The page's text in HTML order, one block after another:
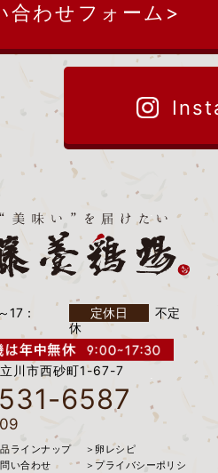
合わせフォーム>
17：
定休日
不定
休
川市西砂町1-67-7
6587
ラインナップ
＞卵レシピ
い合わせ ＞プライバシーポリシ